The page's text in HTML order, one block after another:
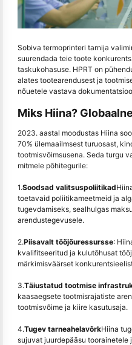
Sobiva termoprinteri tarnija
suurendada teie toote
taskukohasuse. HPRT on
alates tootearendusest ja
nõuetele vastava
Miks Hiina?
2023. aastal moodustas Hiina
70% ülemaailmsest turuosast,
tootmisvõimsusena. Seda turgu
mitmele põhitegurile:
1.Soodsad valitsuspoliitikad
toetavaid poliitikameetmeid ja
tugevdamiseks, sealhulgas
arendustegevusele.
2.Piisavalt tööjõuressursse:
kvalifitseeritud ja kulutõhusat
märkimisväärset
3.Täiustatud tootmise
kaasaegsete tootmisrajatiste
tootmisvõime ja kiire kasutusaja.
4.Tugev tarneahelavõrkHiina
sujuvat juurdepääsu toorainetele